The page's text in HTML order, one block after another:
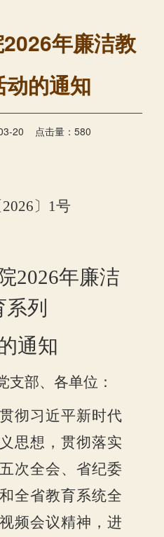
年廉洁教
的通知
20 点击量： 580
2026〕 1号
2026年廉洁
列
通知
支部、各单位：
彻习近平新时代
思想，贯彻落实
次全会、省纪委
全省教育系统全
频会议精神，进